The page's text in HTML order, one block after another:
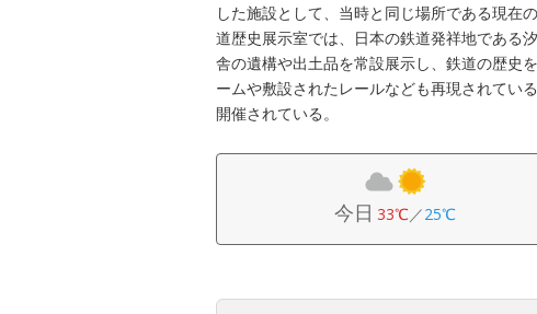
した施設として、当時と同じ場所である現在
道歴史展示室では、日本の鉄道発祥地である
舎の遺構や出土品を常設展示し、鉄道の歴史
ームや敷設されたレールなども再現されてい
開催されている。
今日 33℃／25℃